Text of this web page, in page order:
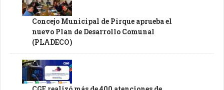
Concejo Municipal de Pirque aprueba el
nuevo Plan de Desarrollo Comunal
(PLADECO)